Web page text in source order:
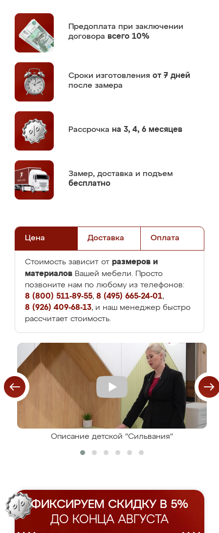
Предоплата при заключении
договора всего 10%
Сроки изготовления от 7 дней
после замера
Рассрочка на 3, 4, 6 месяцев
Замер, доставка и подъем
бесплатно
Цена Доставка Оплата
Стоимость зависит от размеров и
материалов Вашей мебели. Просто
позвоните нам по любому из телефонов:
8 (800) 511-89-55, 8 (495) 665-24-01,
8 (926) 409-68-13, и наш менеджер быстро
рассчитает стоимость.
Описание детской "Сильвания"
ФИКСИРУЕМ СКИДКУ В 5%
ДО КОНЦА АВГУСТА